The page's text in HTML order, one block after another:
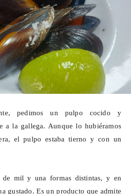
pedimos un pulpo cocido y
a la gallega. Aunque lo hubiéramos
el pulpo estaba tierno y con un
de mil y una formas distintas, y en
gustado. Es un producto que admite